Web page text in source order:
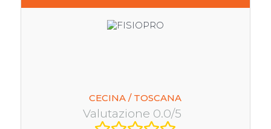
CECINA / TOSCANA
Valutazione 0.0/5